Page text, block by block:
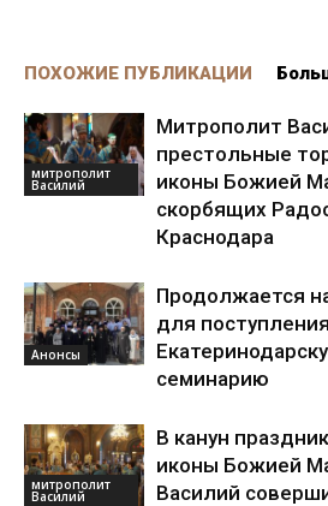
ПОХОЖИЕ ПУБЛИКАЦИИ
митрополит
Василий
Митрополит
престольные
иконы Божией
скорбящих
Краснодара
Анонсы
Продолжается
для
семинарию
митрополит
Василий
В канун
иконы Божией
Василий